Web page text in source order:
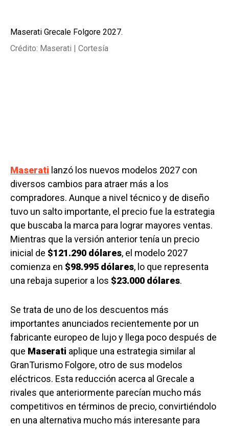
Maserati Grecale Folgore 2027.
Crédito: Maserati | Cortesía
Maserati lanzó los nuevos modelos 2027 con
diversos cambios para atraer más a los
compradores. Aunque a nivel técnico y de diseño
tuvo un salto importante, el precio fue la estrategia
que buscaba la marca para lograr mayores ventas.
Mientras que la versión anterior tenía un precio
inicial de $121.290 dólares, el modelo 2027
comienza en $98.995 dólares, lo que representa
una rebaja superior a los $23.000 dólares.
Se trata de uno de los descuentos más
importantes anunciados recientemente por un
fabricante europeo de lujo y llega poco después de
que Maserati aplique una estrategia similar al
GranTurismo Folgore, otro de sus modelos
eléctricos. Esta reducción acerca al Grecale a
rivales que anteriormente parecían mucho más
competitivos en términos de precio, convirtiéndolo
en una alternativa mucho más interesante para